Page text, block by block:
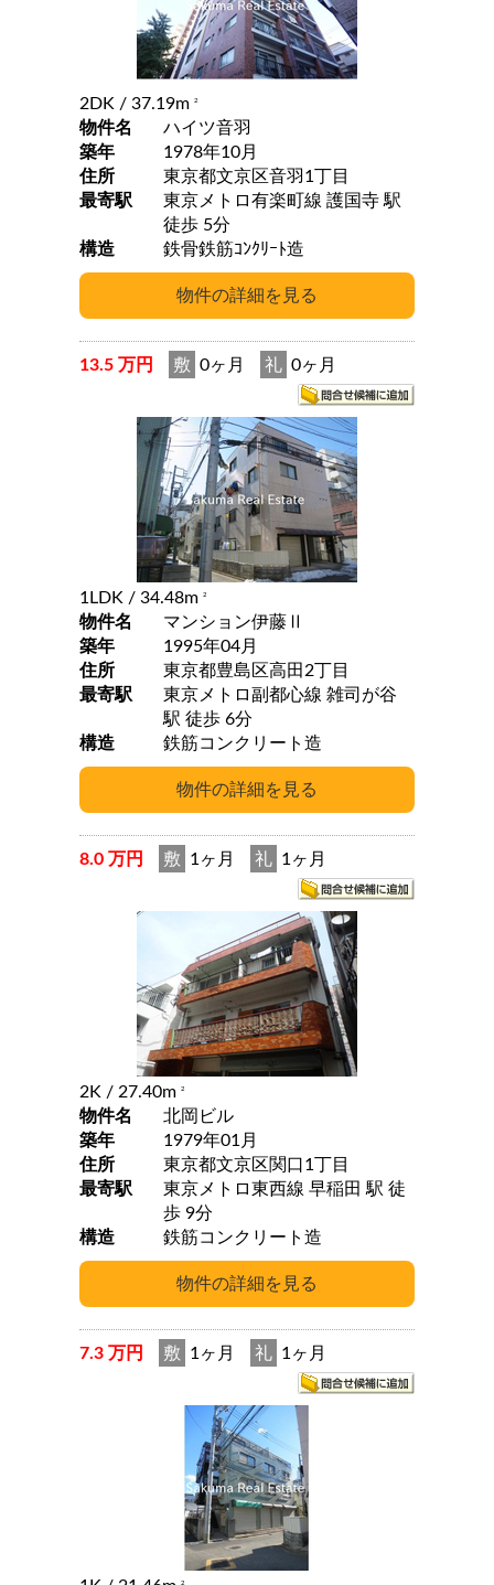
2DK / 37.19m 2
物件名
ハイツ音羽
築年
1978年10月
住所
東京都文京区音羽1丁目
最寄駅
東京メトロ有楽町線 護国寺 駅
徒歩 5分
構造
鉄骨鉄筋ｺﾝｸﾘｰﾄ造
13.5 万円 敷 0ヶ月 礼 0ヶ月
1LDK / 34.48m 2
物件名
マンション伊藤Ⅱ
築年
1995年04月
住所
東京都豊島区高田2丁目
最寄駅
東京メトロ副都心線 雑司が谷
駅 徒歩 6分
構造
鉄筋コンクリート造
8.0 万円 敷 1ヶ月 礼 1ヶ月
2K / 27.40m 2
物件名
北岡ビル
築年
1979年01月
住所
東京都文京区関口1丁目
最寄駅
東京メトロ東西線 早稲田 駅 徒
歩 9分
構造
鉄筋コンクリート造
7.3 万円 敷 1ヶ月 礼 1ヶ月
2